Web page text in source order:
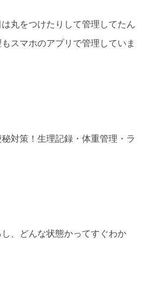
丸をつけたりして管理してたん
スマホのアプリで管理していま
対策！生理記録・体重管理・ラ
、どんな状態かってすぐわか